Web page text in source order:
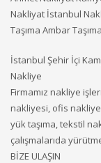
Nakliyat İstanbul
Taşıma Ambar
İstanbul Şehir İçi
Nakliye
Firmamız nakliye
nakliyesi, ofis
yük taşıma, tekstil
çalışmalarıda
BİZE ULAŞIN